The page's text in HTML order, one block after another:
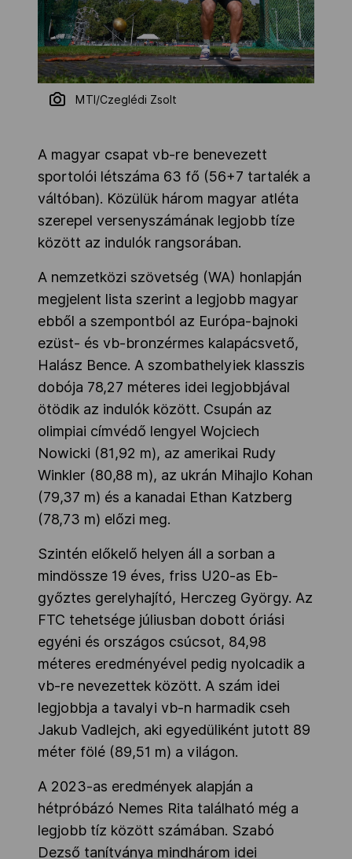
MTI/Czeglédi Zsolt
A magyar csapat vb-re benevezett
sportolói létszáma 63 fő (56+7 tartalék a
váltóban). Közülük három magyar atléta
szerepel versenyszámának legjobb tíze
között az indulók rangsorában.
A nemzetközi szövetség (WA) honlapján
megjelent lista szerint a legjobb magyar
ebből a szempontból az Európa-bajnoki
ezüst- és vb-bronzérmes kalapácsvető,
Halász Bence. A szombathelyiek klasszis
dobója 78,27 méteres idei legjobbjával
ötödik az indulók között. Csupán az
olimpiai címvédő lengyel Wojciech
Nowicki (81,92 m), az amerikai Rudy
Winkler (80,88 m), az ukrán Mihajlo Kohan
(79,37 m) és a kanadai Ethan Katzberg
(78,73 m) előzi meg.
Szintén előkelő helyen áll a sorban a
mindössze 19 éves, friss U20-as Eb-
győztes gerelyhajító, Herczeg György. Az
FTC tehetsége júliusban dobott óriási
egyéni és országos csúcsot, 84,98
méteres eredményével pedig nyolcadik a
vb-re nevezettek között. A szám idei
legjobbja a tavalyi vb-n harmadik cseh
Jakub Vadlejch, aki egyedüliként jutott 89
méter fölé (89,51 m) a világon.
A 2023-as eredmények alapján a
hétpróbázó Nemes Rita található még a
legjobb tíz között számában. Szabó
Dezső tanítványa mindhárom idei